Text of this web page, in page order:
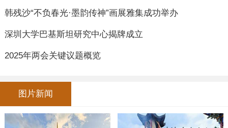
韩残沙“不负春光·墨韵传神”画展雅集成功举办
深圳大学巴基斯坦研究中心揭牌成立
2025年两会关键议题概览
图片新闻